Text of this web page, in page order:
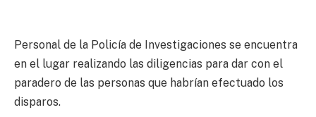
Personal de la Policía de Investigaciones se encuentra
en el lugar realizando las diligencias para dar con el
paradero de las personas que habrían efectuado los
disparos.